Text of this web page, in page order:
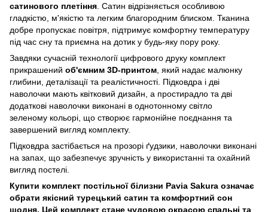
сатинового плетіння . Сатин відрізняється особливою
гладкістю, м'якістю та легким благородним блиском. Тканина
добре пропускає повітря, підтримує комфортну температуру
під час сну та приємна на дотик у будь-яку пору року.
Завдяки сучасній технології цифрового друку комплект
прикрашений об'ємним 3D-принтом , який надає малюнку
глибини, деталізації та реалістичності. Підковдра і дві
наволочки мають квітковий дизайн, а простирадло та дві
додаткові наволочки виконані в однотонному світло
зеленому кольорі, що створює гармонійне поєднання та
завершений вигляд комплекту.
Підковдра застібається на прозорі ґудзики, наволочки виконані
на запах, що забезпечує зручність у використанні та охайний
вигляд постелі.
Купити комплект постільної білизни Pavia Sakura означає
обрати якісний турецький сатин та комфортний сон
щодня. Цей комплект стане чудовою окрасою спальні та